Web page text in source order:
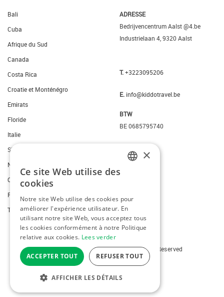
Bali
Cuba
Afrique du Sud
Canada
Costa Rica
Croatie et Monténégro
Emirats
Floride
Italie
Slovenie
New York
Ouest des Etats-Unis
Portugal
Thailande
ADRESSE
Bedrijvencentrum Aalst @4.be
Industrielaan 4, 9320 Aalst
T.+3223095206
E. info@kiddotravel.be
BTW
BE 0685795740
MENU
Copyright © 2026 Kiddotravel. All Rights Reserved
webdesignby conversal
×
Ce site Web utilise des
cookies
Notre site Web utilise des cookies pour
améliorer l'expérience utilisateur. En
utilisant notre site Web, vous acceptez tous
les cookies conformément à notre Politique
relative aux cookies. Lees verder
ACCEPTER TOUT REFUSER TOUT
AFFICHER LES DÉTAILS